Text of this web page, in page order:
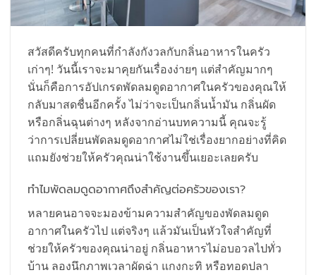
สวัสดีครับทุกคนที่กำลังกังวลกับกลิ่นอาหารในครัว
เก่าๆ! วันนี้เราจะมาคุยกันเรื่องง่ายๆ แต่สำคัญมากๆ
นั่นก็คือการอัปเกรดพัดลมดูดอากาศในครัวของคุณให้
กลับมาสดชื่นอีกครั้ง ไม่ว่าจะเป็นกลิ่นน้ำมัน กลิ่นผัด
หรือกลิ่นฉุนต่างๆ หลังจากอ่านบทความนี้ คุณจะรู้
ว่าการเปลี่ยนพัดลมดูดอากาศไม่ใช่เรื่องยากอย่างที่คิด
แถมยังช่วยให้ครัวคุณน่าใช้งานขึ้นเยอะเลยครับ
ทำไมพัดลมดูดอากาศถึงสำคัญต่อครัวของเรา?
หลายคนอาจจะมองข้ามความสำคัญของพัดลมดูด
อากาศในครัวไป แต่จริงๆ แล้วมันเป็นหัวใจสำคัญที่
ช่วยให้ครัวของคุณน่าอยู่ กลิ่นอาหารไม่อบอวลไปทั่ว
บ้าน ลองนึกภาพเวลาผัดฉ่า แกงกะทิ หรือทอดปลา